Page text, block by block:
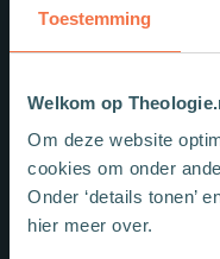
Toestemming
Welkom op
Om deze website
cookies om onder
Onder ‘details tonen’
hier meer over.